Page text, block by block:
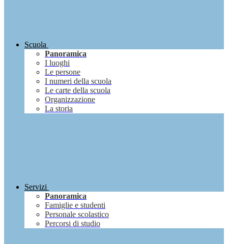
Scuola
Panoramica
I luoghi
Le persone
I numeri della scuola
Le carte della scuola
Organizzazione
La storia
Servizi
Panoramica
Famiglie e studenti
Personale scolastico
Percorsi di studio